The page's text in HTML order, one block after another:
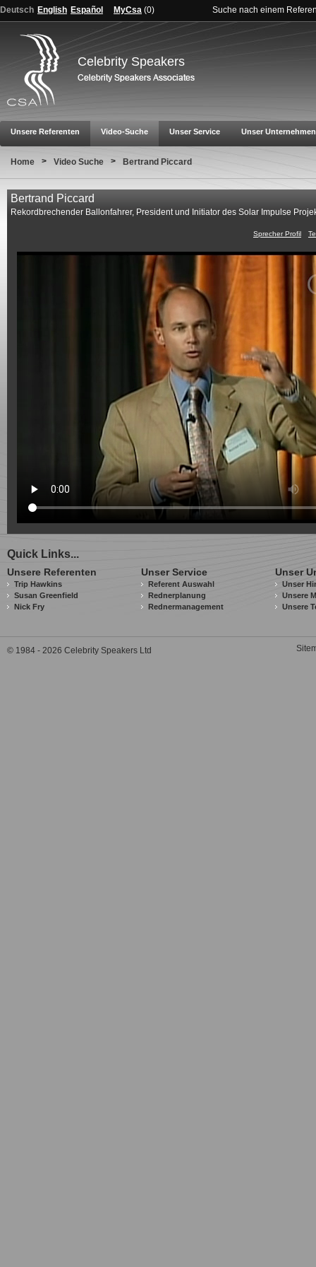
Deutsch English Español MyCsa (0) Suche nach einem
Celebrity Speakers
Unsere Referenten Video-Suche Unser Service Unser Unternehmen
Home > Video Suche > Bertrand Piccard
Bertrand Piccard
Rekordbrechender Ballonfahrer, President und Initiator des Solar Impulse
Sprecher Profil
Quick Links...
Unsere Referenten
Trip Hawkins
Susan Greenfield
Nick Fry
Unser Service
Referent Auswahl
Rednerplanung
Rednermanagement
Unser
Unser
Unsere
Unsere
© 1984 - 2026 Celebrity Speakers Ltd